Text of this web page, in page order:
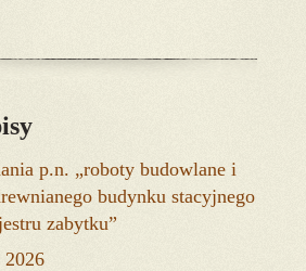
p.n. „roboty budowlane i
budynku stacyjnego
zabytku”